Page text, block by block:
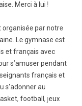
Merci à lui !
organisée par notre
Le gymnase est
et français avec
s’amuser pendant
français et
s’adonner au
football, jeux